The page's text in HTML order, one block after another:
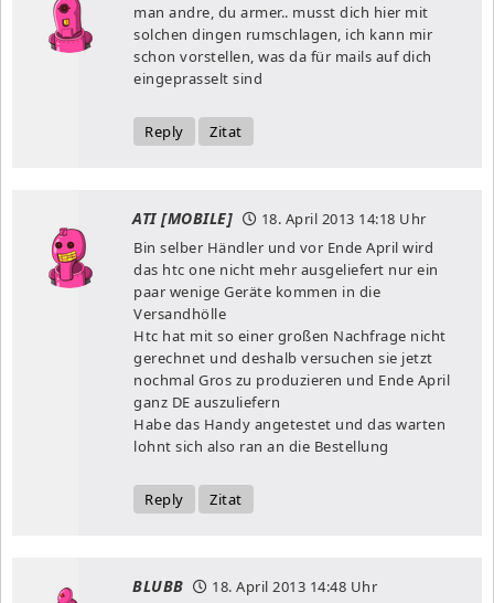
man andre, du armer.. musst dich hier mit
solchen dingen rumschlagen, ich kann mir
schon vorstellen, was da für mails auf dich
eingeprasselt sind
Reply Zitat
ATI [MOBILE] 18. April 2013 14:18 Uhr
Bin selber Händler und vor Ende April wird
das htc one nicht mehr ausgeliefert nur ein
paar wenige Geräte kommen in die
Versandhölle
Htc hat mit so einer großen Nachfrage nicht
gerechnet und deshalb versuchen sie jetzt
nochmal Gros zu produzieren und Ende April
ganz DE auszuliefern
Habe das Handy angetestet und das warten
lohnt sich also ran an die Bestellung
Reply Zitat
BLUBB 18. April 2013 14:48 Uhr